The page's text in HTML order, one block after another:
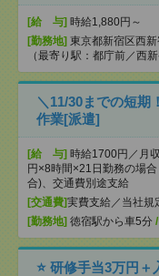
[給 与] 時給1,880円～
[勤務地] 東京都新宿区西
（最寄り駅：都庁前／西新
＼11/30までの短期
作業[派遣]
[給 与] 時給1700円／月
円×8時間×21日勤務の場
合)、交通費別途支給
[交通費]実費支給／当社規
[勤務地] 徳宿駅から車5分 /
⭐ 研修手当3万円